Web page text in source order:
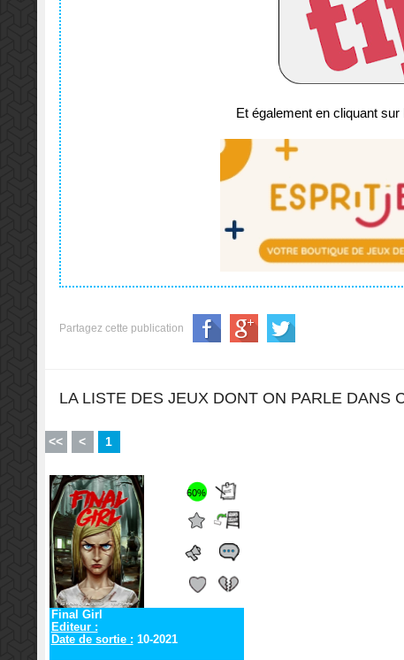
Et également en cliquant
Partagez cette publication
LA LISTE DES JEUX DONT ON PARLE DANS
<< < 1
60%
Final Girl
Editeur :
Date de sortie : 10-2021